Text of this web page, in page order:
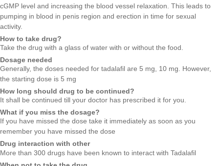
cGMP level and increasing the blood vessel relaxation. This leads to
pumping in blood in penis region and erection in time for sexual
activity.
How to take drug?
Take the drug with a glass of water with or without the food.
Dosage needed
Generally, the doses needed for tadalafil are 5 mg, 10 mg. However,
the starting dose is 5 mg
How long should drug to be continued?
It shall be continued till your doctor has prescribed it for you.
What if you miss the dosage?
If you have missed the dose take it immediately as soon as you
remember you have missed the dose
Drug interaction with other
More than 300 drugs have been known to interact with Tadalafil